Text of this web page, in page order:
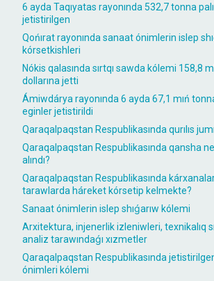
6 ayda Taqıyatas rayonında 532,7 tonna
jetistirilgen
Qońırat rayonında sanaat ónimlerin islep
kórsetkishleri
Nókis qalasında sırtqı sawda kólemi 158,8
dollarına jetti
Ámiwdárya rayonında 6 ayda 67,1 mıń
eginler jetistirildi
Qaraqalpaqstan Respublikasında qurılıs
Qaraqalpaqstan Respublikasında qansha
alındı?
Qaraqalpaqstan Respublikasında
tarawlarda háreket kórsetip kelmekte?
Sanaat ónimlerin islep shıǵarıw kólemi
Arxitektura, injenerlik izleniwleri, texnikalıq
analiz tarawındaǵı xızmetler
Qaraqalpaqstan Respublikasında jetistirilgen
ónimleri kólemi